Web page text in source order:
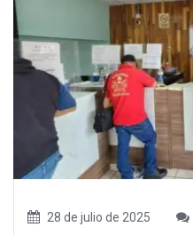
28 de julio de 2025